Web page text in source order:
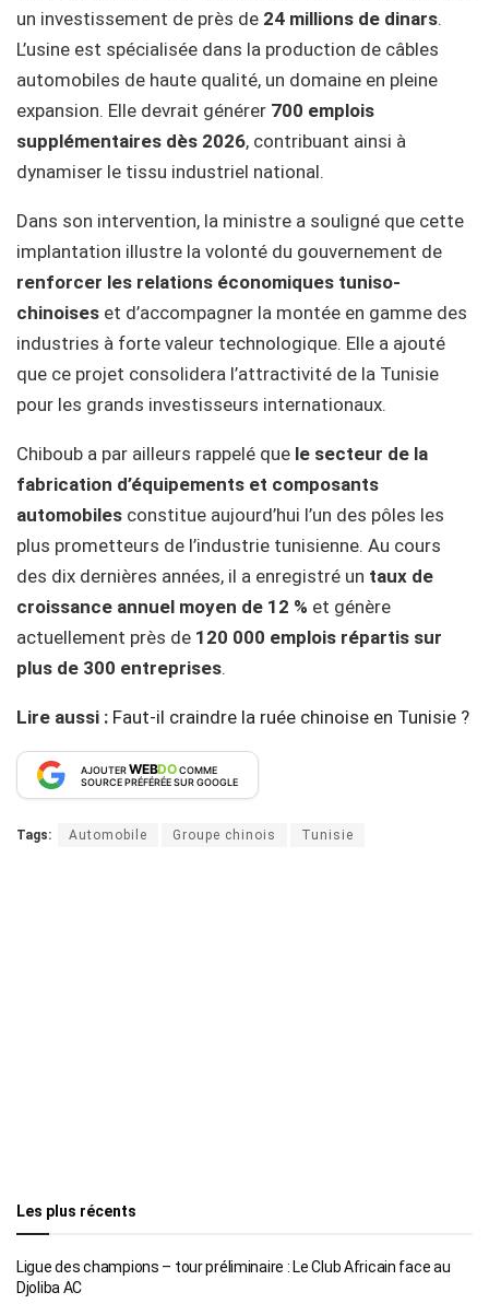
un investissement de près de 24 millions de dinars.
L’usine est spécialisée dans la production de câbles
automobiles de haute qualité, un domaine en pleine
expansion. Elle devrait générer 700 emplois
supplémentaires dès 2026, contribuant ainsi à
dynamiser le tissu industriel national.
Dans son intervention, la ministre a souligné que cette
implantation illustre la volonté du gouvernement de
renforcer les relations économiques tuniso-
chinoises et d’accompagner la montée en gamme des
industries à forte valeur technologique. Elle a ajouté
que ce projet consolidera l’attractivité de la Tunisie
pour les grands investisseurs internationaux.
Chiboub a par ailleurs rappelé que le secteur de la
fabrication d’équipements et composants
automobiles constitue aujourd’hui l’un des pôles les
plus prometteurs de l’industrie tunisienne. Au cours
des dix dernières années, il a enregistré un taux de
croissance annuel moyen de 12 % et génère
actuellement près de 120 000 emplois répartis sur
plus de 300 entreprises.
Lire aussi : Faut-il craindre la ruée chinoise en Tunisie ?
AJOUTERWEBDOCOMME
SOURCE PRÉFÉRÉE SUR GOOGLE
Tags: Automobile Groupe chinois Tunisie
Les plus récents
Ligue des champions – tour préliminaire : Le Club Africain face au
Djoliba AC